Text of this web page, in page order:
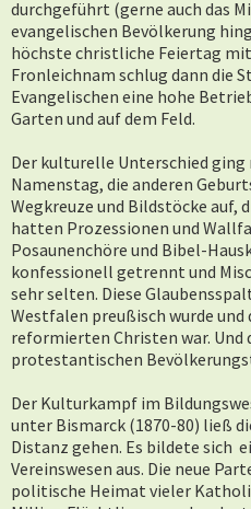
durchgeführt (gerne auch das
evangelischen Bevölkerung
höchste christliche Feiertag
Fronleichnam schlug dann die
Evangelischen eine hohe
Garten und auf dem Feld.
Der kulturelle Unterschied
Namenstag, die anderen
Wegkreuze und Bildstöcke auf,
hatten Prozessionen und
Posaunenchöre und Bibel-
konfessionell getrennt und
sehr selten. Diese
Westfalen preußisch wurde
reformierten Christen war. Und
protestantischen
Der Kulturkampf im
unter Bismarck (1870-80) ließ
Distanz gehen. Es bildete sich
Vereinswesen aus. Die neue
politische Heimat vieler